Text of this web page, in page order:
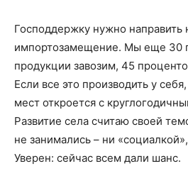
Господдержку нужно направить
импортозамещение. Мы еще 30
продукции завозим, 45
Если все это производить у
мест откроется с
Развитие села считаю своей
не занимались – ни
Уверен: сейчас всем дали шанс.